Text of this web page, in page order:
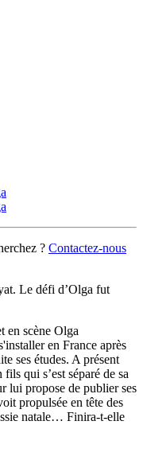
? Contactez-nous
Le défi d’Olga fut
scène Olga
en France après
ses études. A présent
qui s’est séparé de sa
lui propose de publier ses
propulsée en tête des
natale… Finira-t-elle